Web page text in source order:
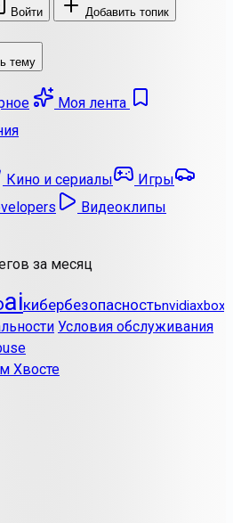
Войти Добавить топик
тему
Моя лента
Кино и сериалы
Игры
Видеоклипы
за месяц
aiкибербезопасностьnvidiaxbox
Условия обслуживания
Хвосте